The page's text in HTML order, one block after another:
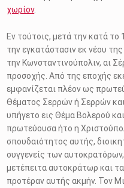
χωρίον.
Εν τούτοις, μετά την κατά
την εγκατάστασιν εκ νέου
την Κωνσταντινούπολιν, αι
προσοχής. Από της εποχής
εμφανίζεται πλέον ως
Θέματος Σερρών ή Σερρών
υπήγετο εις Θέμα Βολερού
πρωτεύουσα ήτο η
σπουδαιότητος αυτής,
συγγενείς των
μετέπειτα αυτοκράτωρ και
προτέραν αυτής ακμήν. Τον